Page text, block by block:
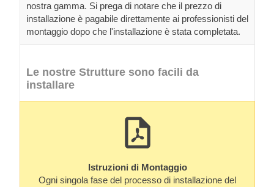
nostra gamma. Si prega di notare che il prezzo di
installazione è pagabile direttamente ai professionisti del
montaggio dopo che l'installazione è stata completata.
Le nostre Strutture sono facili da
installare
Istruzioni di Montaggio
Ogni singola fase del processo di installazione del